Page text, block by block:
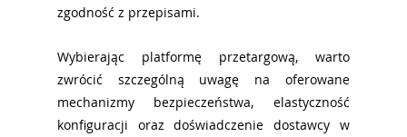
zgodność z przepisami.
Wybierając platformę przetargową, warto
zwrócić szczególną uwagę na oferowane
mechanizmy bezpieczeństwa, elastyczność
konfiguracji oraz doświadczenie dostawcy w